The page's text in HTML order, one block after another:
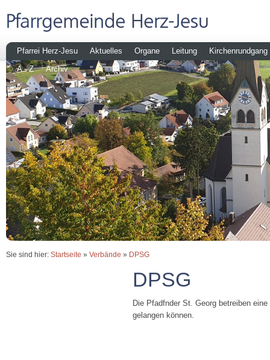
Pfarrei Herz-Jesu Aktuelles Organe Leitung
Kirchenrundgang
A - Z
Archiv
Sie sind hier: Startseite » Verbände » DPSG
DPSG
Die Pfadfnder St. Georg betreiben
gelangen können.